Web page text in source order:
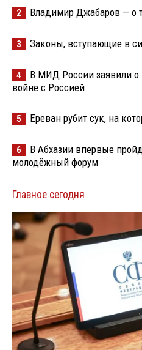
2 Владимир Джабаров — о
3 Законы, вступающие в
4
В МИД России заявили о
войне с Россией
5 Ереван рубит сук, на
6
В Абхазии впервые
молодёжный форум
Главное сегодня